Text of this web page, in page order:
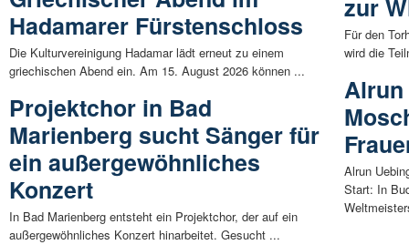
Hadamarer Fürstenschloss
Die Kulturvereinigung Hadamar lädt erneut zu einem
griechischen Abend ein. Am 15. August 2026 können ...
Projektchor in Bad
Marienberg sucht Sänger für
ein außergewöhnliches
Konzert
In Bad Marienberg entsteht ein Projektchor, der auf ein
außergewöhnliches Konzert hinarbeitet. Gesucht ...
zur
Für den
wird die
Alrun
Alrun
Start: In